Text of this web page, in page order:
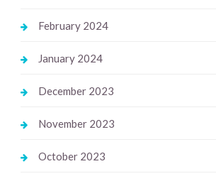
February 2024
January 2024
December 2023
November 2023
October 2023